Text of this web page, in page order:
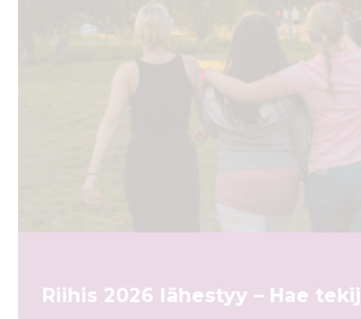
Riihis 2026 lähestyy – Hae